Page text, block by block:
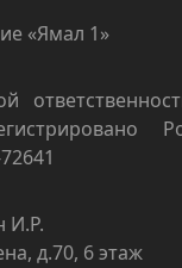
«Ямал 1»
И.Р.
д.70, 6 этаж